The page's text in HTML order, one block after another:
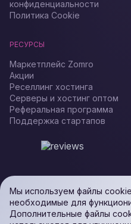
конфиденциальности
Политика Cookie
РЕСУРСЫ
Маркетплейс Zomro
Акции
Реселлинг хостинга
Серверы и хостинг оптом
Реферальная программа
Поддержка стартапов
Мы используем файлы
необходимые для
Дополнительные файлы